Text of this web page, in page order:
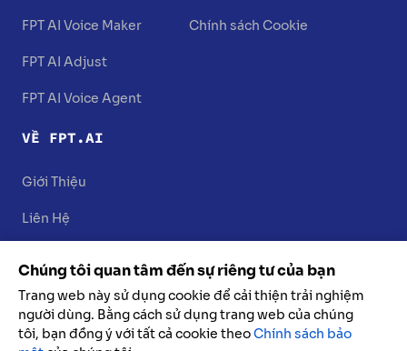
FPT AI Voice Maker
FPT AI Adjust
FPT AI Voice Agent
VỀ FPT.AI
Giới Thiệu
Liên Hệ
Chính sách Cookie
Chúng tôi quan tâm đến sự riêng tư của bạn
Trang web này sử dụng cookie để cải thiện trải nghiệm
người dùng. Bằng cách sử dụng trang web của chúng
tôi, bạn đồng ý với tất cả cookie theoChính sách bảo